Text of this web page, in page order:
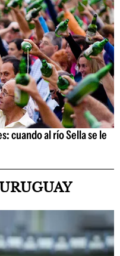
cuando al río Sella se le